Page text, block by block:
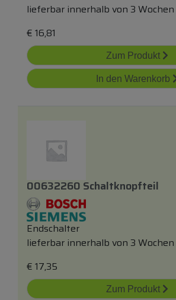
lieferbar innerhalb von 3 Wochen
€ 16,81
Zum Produkt
In den Warenkorb
00632260 Schaltknopfteil
Endschalter
lieferbar innerhalb von 3 Wochen
€ 17,35
Zum Produkt